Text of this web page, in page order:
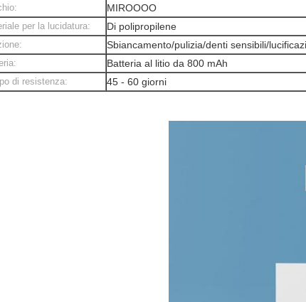
MIROOOO
per la lucidatura: Di polipropilene
Sbiancamento/pulizia/denti sensibili/
Batteria al litio da 800 mAh
di resistenza: 45 - 60 giorni